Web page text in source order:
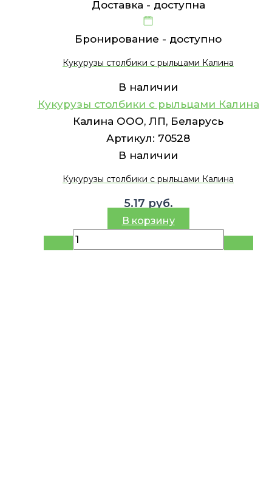
Доставка - доступна
Бронирование - доступно
Кукурузы столбики с рыльцами Калина
В наличии
Кукурузы столбики с рыльцами Калина
Калина ООО, ЛП, Беларусь
Артикул: 70528
В наличии
Кукурузы столбики с рыльцами Калина
5.17 руб.
В корзину